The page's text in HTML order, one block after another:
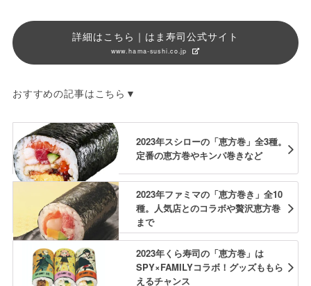
詳細はこちら｜はま寿司公式サイト
www.hama-sushi.co.jp
おすすめの記事はこちら▼
2023年スシローの「恵方巻」全3種。
定番の恵方巻やキンパ巻きなど
2023年ファミマの「恵方巻き」全10
種。人気店とのコラボや贅沢恵方巻
まで
2023年くら寿司の「恵方巻」は
SPY×FAMILYコラボ！グッズももら
えるチャンス